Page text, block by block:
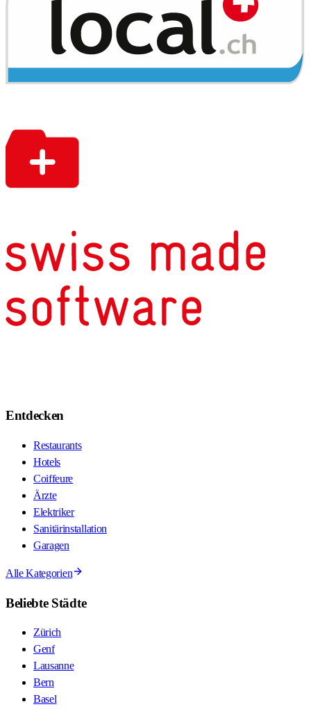
Entdecken
Restaurants
Hotels
Coiffeure
Ärzte
Elektriker
Sanitärinstallation
Garagen
Alle Kategorien
Beliebte Städte
Zürich
Genf
Lausanne
Bern
Basel